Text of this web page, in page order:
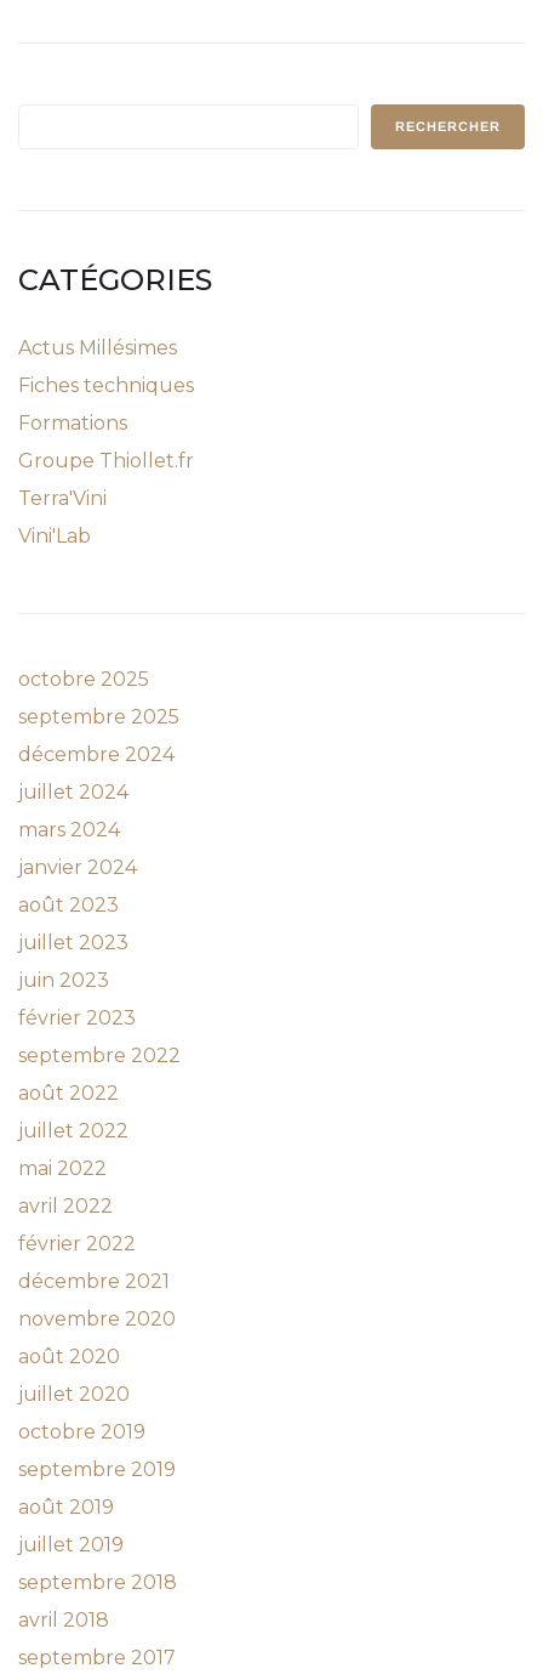
RECHERCHER
CATÉGORIES
Actus Millésimes
Fiches techniques
Formations
Groupe Thiollet.fr
Terra'Vini
Vini'Lab
octobre 2025
septembre 2025
décembre 2024
juillet 2024
mars 2024
janvier 2024
août 2023
juillet 2023
juin 2023
février 2023
septembre 2022
août 2022
juillet 2022
mai 2022
avril 2022
février 2022
décembre 2021
novembre 2020
août 2020
juillet 2020
octobre 2019
septembre 2019
août 2019
juillet 2019
septembre 2018
avril 2018
septembre 2017